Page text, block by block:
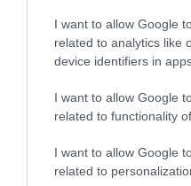
I want to allow Google
related to analytics like
device identifiers in
I want to allow Google
related to functionality
I want to allow Google
related to
επενδυτική τράπεζα
του ΤΧΣ) ως προς το
άλλων επενδυτών,
αύξηση μετοχικού
τουλάχιστον όρους
την Thrivest. Έτσι,
διαπραγμάτευση με